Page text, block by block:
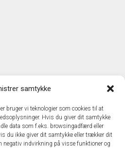
samtykke
bruger vi teknologier som cookies til at
Hvis du giver dit samtykke
data som f.eks. browsingadfærd eller
du ikke giver dit samtykke eller trækker dit
negativ indvirkning på visse funktioner og
A/S
2600 Glostrup
+45 43 24 26 28